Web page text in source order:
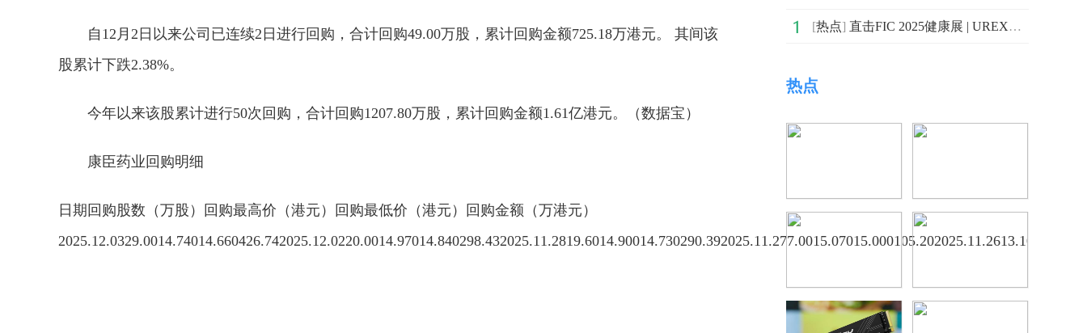
自12月2日以来公司已连续2日进行回购，合计回购49.00万股，累计回购金额725.18万港元。 其间该
股累计下跌2.38%。
今年以来该股累计进行50次回购，合计回购1207.80万股，累计回购金额1.61亿港元。（数据宝）
康臣药业回购明细
日期回购股数（万股）回购最高价（港元）回购最低价（港元）回购金额（万港元）
[热点] 直击FIC 2025健康展 | UREX®益生菌重磅引领女性微生态“健康革命”
热点